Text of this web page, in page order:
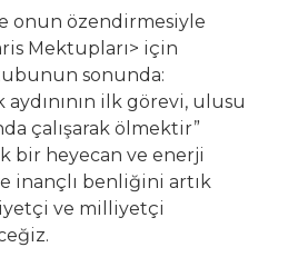
onun özendirmesiyle
Mektupları> için
sonunda:
ilk görevi, ulusu
çalışarak ölmektir”
bir heyecan ve enerji
inançlı benliğini artık
ve milliyetçi